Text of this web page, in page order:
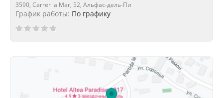
3590, Carrer la Mar, 52, Альфас-дель-Пи
График работы: По графику